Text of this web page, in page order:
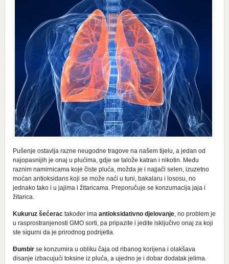
Pušenje ostavlja razne neugodne tragove na našem tijelu, a jedan od
najopasnijih je onaj u plućima, gdje se talože katran i nikotin. Među
raznim namirnicama koje čiste pluća, možda je i najjači selen, izuzetno
moćan antioksidans koji se može naći u tuni, bakalaru i lososu, no
jednako tako i u jajima i žitaricama. Preporučuje se konzumacija jaja i
žitarica.
Kukuruz šećeractakođer ima antioksidativno djelovanje, no problem je
u rasprostranjenosti GMO sorti, pa pripazite i jedite isključivo onaj za koji
ste sigurni da je prirodnog podrijetla.
Đumbir se konzumira u obliku čaja od ribanog korijena i olakšava
disanje izbacujući toksine iz pluća, a ujedno je i dobar dodatak jelima.